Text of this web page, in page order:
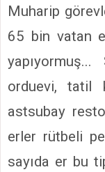
Muharip
65 bin vatan
orduevi, tatil
astsubay
erler rütbeli
sayıda er bu